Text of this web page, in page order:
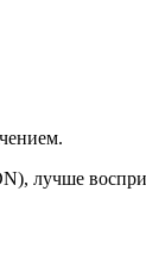
лучше